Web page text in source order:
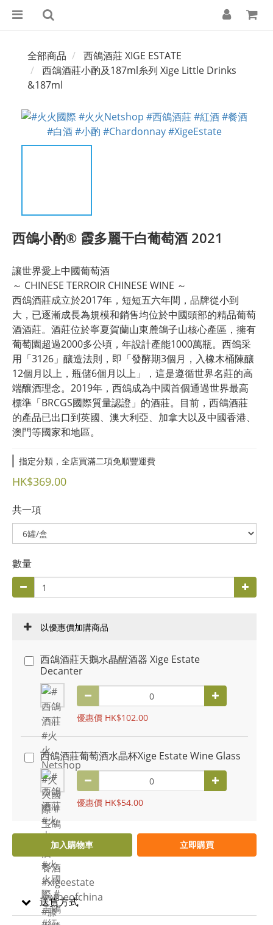
全部商品
西鴿酒莊 XIGE ESTATE
西鴿酒莊小酌及187ml糸列 Xige Little Drinks
&187ml
西鴿小酌® 霞多麗干白葡萄酒 2021
讓世界愛上中國葡萄酒
～ CHINESE TERROIR CHINESE WINE ～
西鴿酒莊成立於2017年，短短五六年間，品牌從小到
大，已逐漸成長為規模和銷售均位於中國頭部的精品葡萄
酒酒莊。酒莊位於寧夏賀蘭山東麓鴿子山核心產區，擁有
葡萄園超過2000多公頃，年設計產能1000萬瓶。西鴿采
用「3126」釀造法則，即「發酵期3個月，入橡木桶陳釀
12個月以上，瓶儲6個月以上」，這是遵循世界名莊的高
端釀酒理念。2019年，西鴿成為中國首個通過世界最高
標準「BRCGS國際質量認證」的酒莊。目前，西鴿酒莊
的產品已出口到英國、澳大利亞、加拿大以及中國香港、
澳門等國家和地區。
指定分類，全店買滿二項免順豐運費
HK$369.00
共一項
數量
以優惠價加購商品
西鴿酒莊天鵝水晶醒酒器 Xige Estate
Decanter
優惠價 HK$102.00
西鴿酒莊葡萄酒水晶杯Xige Estate Wine Glass
優惠價 HK$54.00
加入購物車 立即購買
送貨方式